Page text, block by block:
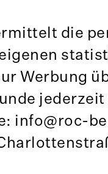
die
Werbung
info@roc-